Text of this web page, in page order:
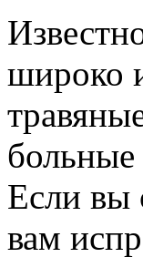
широко
больные
Если вы
вам